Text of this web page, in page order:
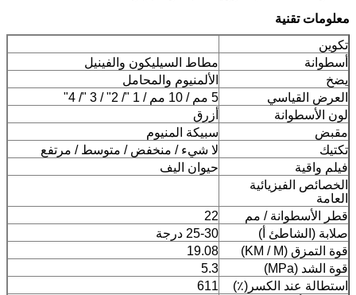
معلومات تقنية
تكوين
أسطوانة
مطاط السيليكون والفينيل
يضخ
الألمنيوم والمحامل
العرض القياسي
5 مم / 10 مم / 1 "/ 2" / 3 "/ 4"
لون الأسطوانة
أزرق
مقبض
سبيكة المنيوم
تكتيك
لا شيء / منخفض / متوسط ​​/ مرتفع
فيلم واقية
حيوان اليف
الخصائص الفيزيائية
العامة
قطر الأسطوانة / مم
22
صلابة (الشاطئ أ)
25-30 درجة
قوة التمزق (KM / M)
19.08
قوة الشد (MPa)
5.3
استطالة عند الكسر(٪)
611